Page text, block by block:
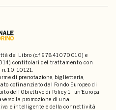
del Libro (c.f 97841070010) e
contitolari del trattamento, con
10, 10121.
di prenotazione, biglietteria,
cofinanziato dal Fondo Europeo di
dell’Obiettivo di Policy 1 “un’Europa
la promozione di una
e intelligente e della connettività